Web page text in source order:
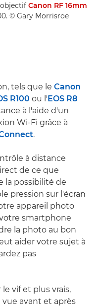
Canon RF 16mm
© Gary Morrisroe
tels que le Canon
R100 ou l'EOS R8
à l'aide d'un
Wi-Fi grâce à
.
à distance
de ce que
la possibilité de
pression sur l'écran
appareil photo
smartphone
la photo au bon
aider votre sujet à
pas
vif et plus vrais,
avant et après